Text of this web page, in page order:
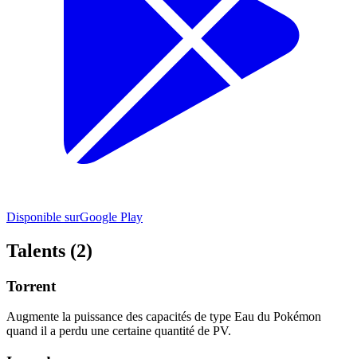
Disponible surGoogle Play
Talents (2)
Torrent
Augmente la puissance des capacités de type Eau du Pokémon
quand il a perdu une certaine quantité de PV.